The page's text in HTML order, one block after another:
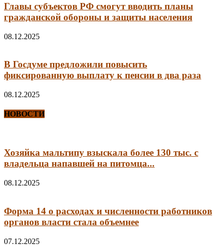
Главы субъектов РФ смогут вводить планы
гражданской обороны и защиты населения
08.12.2025
В Госдуме предложили повысить
фиксированную выплату к пенсии в два раза
08.12.2025
НОВОСТИ
Хозяйка мальтипу взыскала более 130 тыс. с
владельца напавшей на питомца...
08.12.2025
Форма 14 о расходах и численности работников
органов власти стала объемнее
07.12.2025